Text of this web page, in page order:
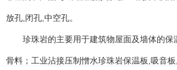
放孔,闭孔,中空孔。
珍珠岩的主要用于建筑物屋面及墙体的
骨料；工业沾接压制憎水珍珠岩保温板,吸音